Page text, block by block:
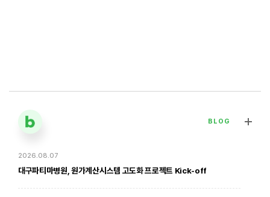
[대구파티마병원] 심장혈관흉부외과 김병호 의무원장 인터뷰 | 진료·
전문분야 이야기
BLOG
2026.08.07
대구파티마병원, 원가계산시스템 고도화 프로젝트 Kick-off